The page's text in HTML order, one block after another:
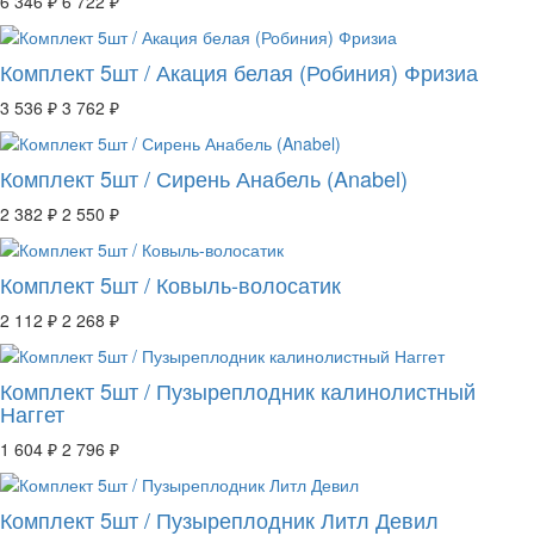
Комплект 5шт / Акация белая (Робиния) Фризиа
3 536 ₽ 3 762 ₽
Комплект 5шт / Сирень Анабель (Anabel)
2 382 ₽ 2 550 ₽
Комплект 5шт / Ковыль-волосатик
2 112 ₽ 2 268 ₽
Комплект 5шт / Пузыреплодник калинолистный
Наггет
1 604 ₽ 2 796 ₽
Комплект 5шт / Пузыреплодник Литл Девил